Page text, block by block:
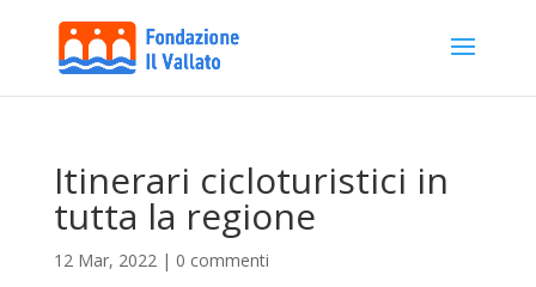
Itinerari cicloturistici in
tutta la regione
12 Mar, 2022| 0 commenti